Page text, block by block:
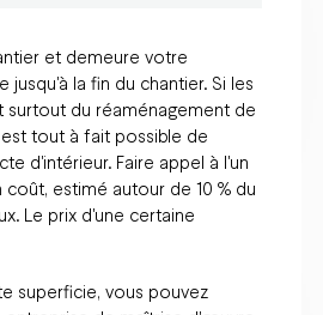
et demeure votre
jusqu'à la fin du chantier. Si les
surtout du réaménagement de
tout à fait possible de
d'intérieur. Faire appel à l'un
estimé autour de 10 % du
Le prix d'une certaine
superficie, vous pouvez